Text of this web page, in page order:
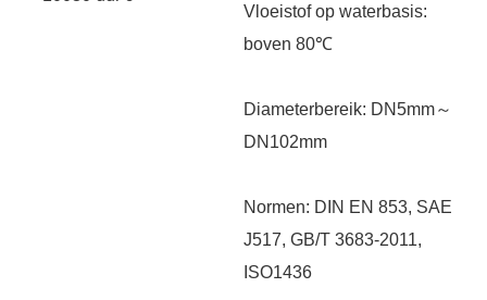
Vloeistof op waterbasis:
boven 80℃
Diameterbereik: DN5mm～
DN102mm
Normen: DIN EN 853, SAE
J517, GB/T 3683-2011,
ISO1436